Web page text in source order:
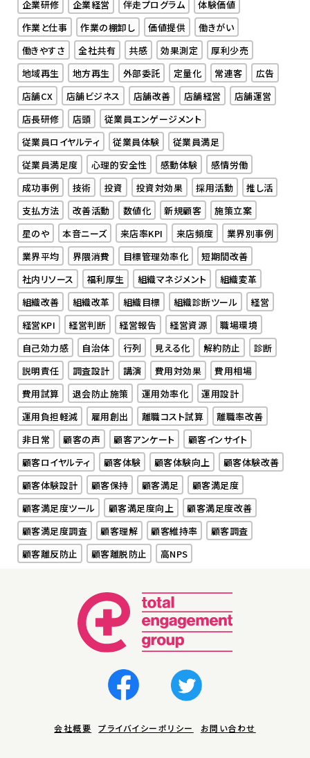
企業研修
企業経営 伴走プログラム
体験価値
作業と仕事
作業の棚卸し 価値提供
働きがい
働きやすさ
全社共有 共感 効果測定
厚利少売
地域再生
地方再生 外部委託 定量化 常連客
広告
店舗CX
店舗ビジネス 店舗改善 店舗経営
店舗運営
店長研修
店頭
従業員エンゲージメント
従業員ロイヤルティ
従業員体験
従業員満足
従業員満足度
心理的安全性 感動体験
感情労働
成功事例
技術 投資 投資対効果 採用活動
推し活
支払方法
改善活動 数値化 新規顧客
施策立案
星のや
本音ニーズ 来店率KPI 来店頻度
業界別事例
業界平均
界隈消費 目標管理効率化
短期間改善
社内リソース
福利厚生 組織マネジメント
組織変革
組織改善
組織改革 組織目標 組織診断ツール
経営
経営KPI
経営判断 経営報告 経営資源
職場環境
自己効力感
自治体 行列 見える化 解約防止
診断
説明責任
調査設計 講演 費用対効果
費用相場
費用試算
退会防止施策 運用効率化
運用設計
運用負担軽減
雇用創出 離職コスト試算
離職率改善
非日常
顧客の声 顧客アンケート
顧客インサイト
顧客ロイヤルティ
顧客体験 顧客体験向上
顧客体験改善
顧客体験設計
顧客保持 顧客満足
顧客満足度
顧客満足度ツール
顧客満足度向上
顧客満足度改善
顧客満足度調査
顧客理解 顧客維持率
顧客調査
顧客離反防止
顧客離脱防止 高NPS
会社概要 プライバイシーポリシー お問い合わせ